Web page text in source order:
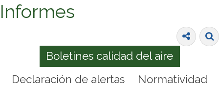
Informes
Boletines calidad del aire
Declaración de alertas
Normatividad